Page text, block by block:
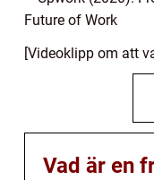
Future of Work
[Videoklipp om att
Vad är en